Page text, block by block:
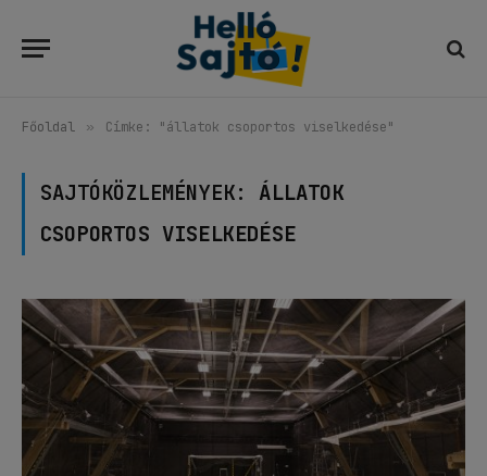
Főoldal » Címke: "állatok csoportos viselkedése"
SAJTÓKÖZLEMÉNYEK:ÁLLATOK
CSOPORTOS VISELKEDÉSE